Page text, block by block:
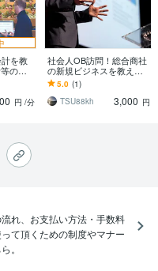
を教
の質
円 /分
社会人OB訪問！総合商社
の新規ビジネスを教えま
す ビジネスマン向け！総
合商社ビジネスについて
詳しく簡単に説明！
5.0 (1)
TSU88kh
3,000 円
れ、お支払い方法・手数料
て頂くための制度やマナー
。